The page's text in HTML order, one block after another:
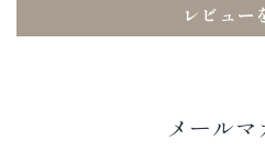
レビュー
メールマ